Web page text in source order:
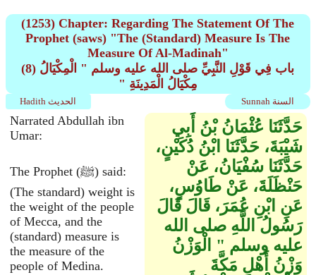
(1253) Chapter: Regarding The Statement Of The
Prophet (saws) "The (Standard) Measure Is The
Measure Of Al-Madinah"
(8) باب فِي قَوْلِ النَّبِيِّ صلى الله عليه وسلم ‏"‏ الْمِكْيَالُ
مِكْيَالُ الْمَدِينَةِ ‏"‏
Sunnah السنة Hadith الحديث
Narrated Abdullah ibn
Umar:
The Prophet (ﷺ) said:
(The standard) weight is
the weight of the people
of Mecca, and the
(standard) measure is
the measure of the
people of Medina.
حَدَّثَنَا عُثْمَانُ بْنُ أَبِي
شَيْبَةَ، حَدَّثَنَا ابْنُ دُكَيْنٍ،
حَدَّثَنَا سُفْيَانُ، عَنْ
حَنْظَلَةَ، عَنْ طَاوُسٍ،
عَنِ ابْنِ عُمَرَ، قَالَ قَالَ
رَسُولُ اللَّهِ صلى الله
عليه وسلم ‏"‏ الْوَزْنُ
وَزْنُ أَهْلِ مَكَّةَ